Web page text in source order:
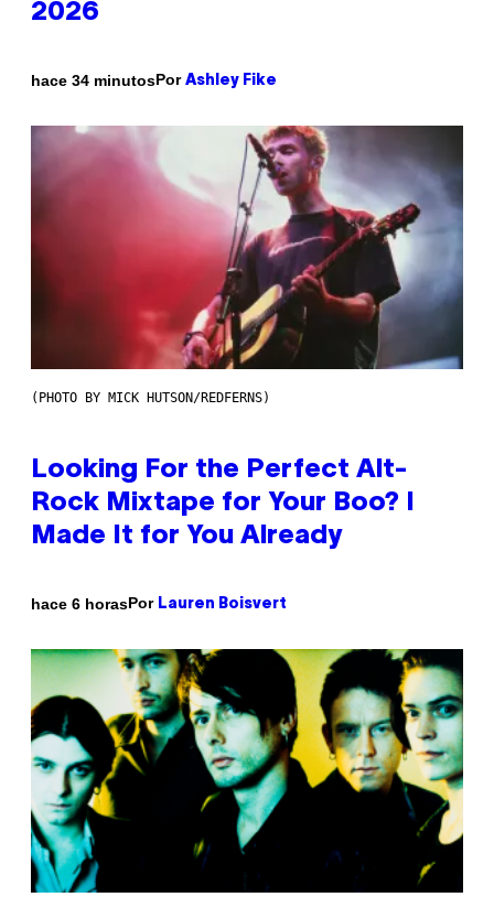
2026
hace 34 minutosPor Ashley Fike
(PHOTO BY MICK HUTSON/REDFERNS)
Looking For the Perfect Alt-
Rock Mixtape for Your Boo? I
Made It for You Already
hace 6 horasPor Lauren Boisvert